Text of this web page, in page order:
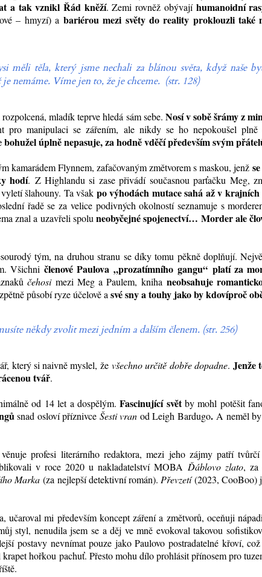
a tak vznikl Řád kněží. Zemi rovněž obývají humanoidní
– hmyzí) abariérou mezi světy do reality proklouzli také
měli těla, který jsme nechali za blánou světa, když naše
nemáme. Víme jen to, že je chceme. (str. 128)
mladík teprve hledá sám sebe. Nosí v sobě šrámy z
pro manipulaci se zářením, ale nikdy se ho nepokoušel
úplně nepasuje, za hodně vděčí především svým
kamarádem Flynnem, zafačovaným změtvorem s maskou, jenž
hodí. Z Highlandu si zase přivádí současnou parťačku Meg,
šlahouny. Ta však po výhodách mutace sahá až v
řadě se za velice podivných okolností seznamuje s
znal a uzavřeli spolu neobyčejné spojenectví… Morder ale
tým, na druhou stranu se díky tomu pěkně doplňují.
Všichni členové Paulova„prozatímníhogangu“ platí za
čehosi mezi Meg a Paulem, kniha neobsahuje
působí ryze účelově a své sny a touhy jako by kdovíproč
někdy zvolit mezi jedním a dalším členem. (str. 256)
který si naivně myslel, že všechno určitě dobře dopadne.Jenže
tvář.
od 14 let a dospělým.Fascinující světby mohl potěšit
snad osloví příznivce Šesti vran od Leigh Bardugo.A neměl by
profesi literárního redaktora, mezi jeho zájmy patří
v roce 2020 u nakladatelství MOBA Ďáblovo zlato, za
Marka(za nejlepší detektivní román). Převzetí(2023, CooBoo)
učaroval mi především koncept záření a změtvorů, oceňuji
styl, nenudila jsem se a děj ve mně evokoval takovou
postavy nevnímat pouze jako Paulovo postradatelné křoví,
hořkou pachuť. Přesto mohu dílo prohlásit přínosem pro